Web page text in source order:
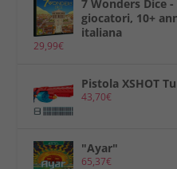
7 Wonders Dice
giocatori, 10+
italiana
29,99€
Pistola XSHOT
43,70€
"Ayar"
65,37€